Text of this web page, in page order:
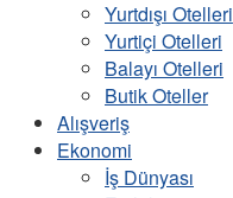
Yurtdışı Otelleri
Yurtiçi Otelleri
Balayı Otelleri
Butik Oteller
Alışveriş
Ekonomi
İş Dünyası